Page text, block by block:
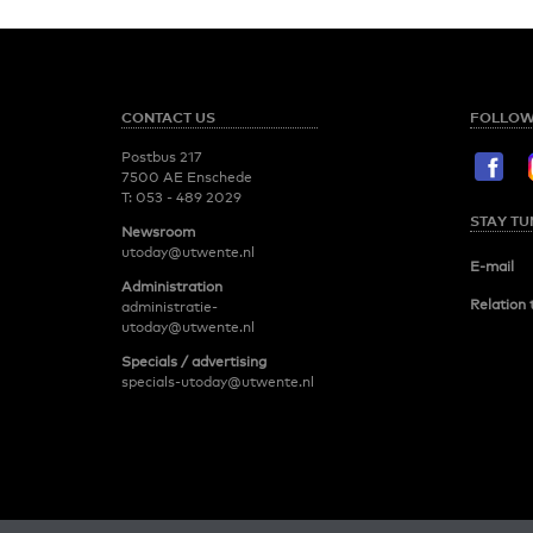
CONTACT US
Postbus 217
7500 AE Enschede
T: 053 - 489 2029
Newsroom
utoday@utwente.nl
Administration
administratie-
utoday@utwente.nl
Specials / advertising
specials-utoday@utwente.nl
STAY
E-mail
Relation